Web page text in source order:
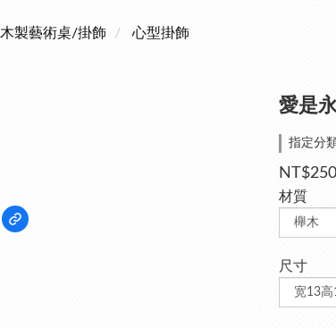
木製藝術桌/掛飾 心型掛飾
愛是
指定分
NT$250
材質
尺寸